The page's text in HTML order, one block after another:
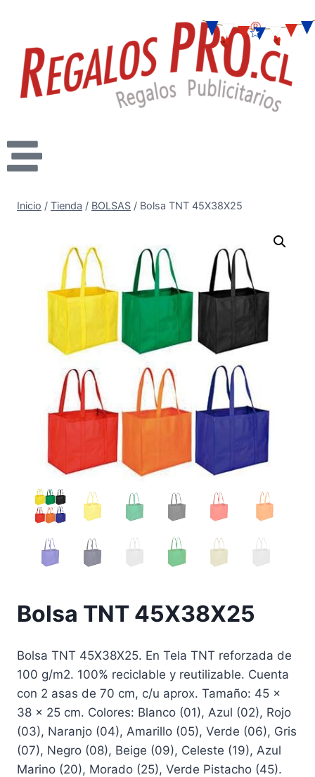
Inicio / Tienda / BOLSAS / Bolsa TNT 45X38X25
Bolsa TNT 45X38X25
Bolsa TNT 45X38X25. En Tela TNT reforzada de
100 g/m2. 100% reciclable y reutilizable. Cuenta
con 2 asas de 70 cm, c/u aprox. Tamaño: 45 x
38 x 25 cm. Colores: Blanco (01), Azul (02), Rojo
(03), Naranjo (04), Amarillo (05), Verde (06), Gris
(07), Negro (08), Beige (09), Celeste (19), Azul
Marino (20), Morado (25), Verde Pistacho (45).